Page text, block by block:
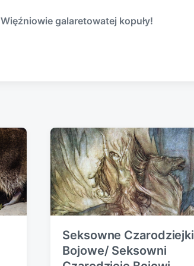
d
Więźniowie galaretowatej kopuły!
Seksowne Czarodziejki
Bojowe/ Seksowni